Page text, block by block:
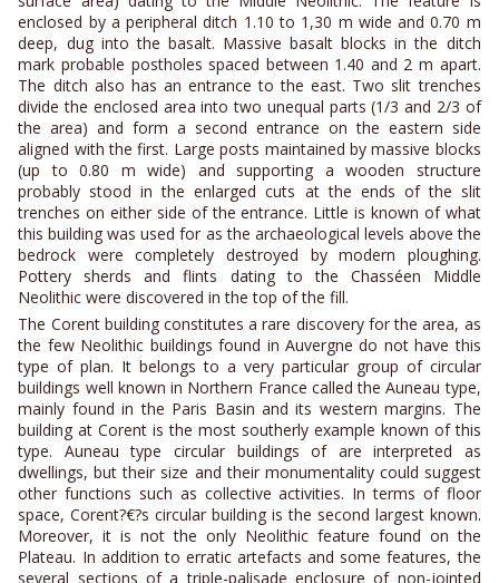
enclosed by a peripheral ditch 1.10 to 1,30 m wide and 0.70 m
deep, dug into the basalt. Massive basalt blocks in the ditch
mark probable postholes spaced between 1.40 and 2 m apart.
The ditch also has an entrance to the east. Two slit trenches
divide the enclosed area into two unequal parts (1/3 and 2/3 of
the area) and form a second entrance on the eastern side
aligned with the first. Large posts maintained by massive blocks
(up to 0.80 m wide) and supporting a wooden structure
probably stood in the enlarged cuts at the ends of the slit
trenches on either side of the entrance. Little is known of what
this building was used for as the archaeological levels above the
bedrock were completely destroyed by modern ploughing.
Pottery sherds and flints dating to the Chasséen Middle
Neolithic were discovered in the top of the fill.
The Corent building constitutes a rare discovery for the area, as
the few Neolithic buildings found in Auvergne do not have this
type of plan. It belongs to a very particular group of circular
buildings well known in Northern France called the Auneau type,
mainly found in the Paris Basin and its western margins. The
building at Corent is the most southerly example known of this
type. Auneau type circular buildings of are interpreted as
dwellings, but their size and their monumentality could suggest
other functions such as collective activities. In terms of floor
space, Corent?€?s circular building is the second largest known.
Moreover, it is not the only Neolithic feature found on the
Plateau. In addition to erratic artefacts and some features, the
several sections of a triple-palisade enclosure of non-jointed